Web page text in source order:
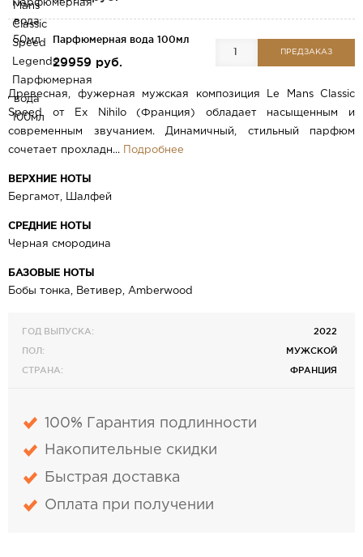
Парфюмерная вода 100мл
29959 руб.
ПРЕДЗАКАЗ
Древесная, фужерная мужская композиция Le Mans Classic
Speed от Ex Nihilo (Франция) обладает насыщенным и
современным звучанием. Динамичный, стильный парфюм
сочетает прохладн... Подробнее
ВЕРХНИЕ НОТЫ
Бергамот, Шалфей
СРЕДНИЕ НОТЫ
Черная смородина
БАЗОВЫЕ НОТЫ
Бобы тонка, Ветивер, Amberwood
ГОД ВЫПУСКА:
2022
ПОЛ:
МУЖСКОЙ
СТРАНА:
ФРАНЦИЯ
100% Гарантия подлинности
Накопительные скидки
Быстрая доставка
Оплата при получении